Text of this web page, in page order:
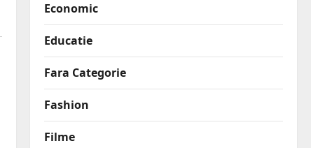
Economic
Educatie
Fara Categorie
Fashion
Filme